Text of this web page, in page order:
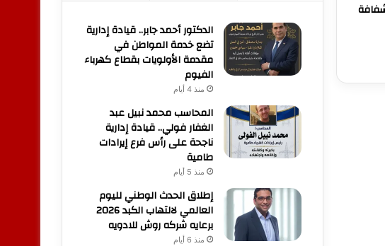
الدكتور أحمد جابر.. قيادة إدارية
تضع خدمة المواطن في
مقدمة الأولويات بقطاع كهرباء
الفيوم
منذ 4 أيام
المحاسب محمد نبيل عبد
الغفار فولي.. قيادة إدارية
ناجحة على رأس فرع إيرادات
طامية
منذ 5 أيام
إطلاق الحدث الوطني لليوم
العالمي لالتهاب الكبد 2026
برعايه شركه روش للادويه
منذ 6 أيام